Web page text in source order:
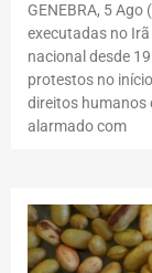
GENEBRA, 5
executadas no
nacional desde
protestos no
direitos humanos
alarmado com